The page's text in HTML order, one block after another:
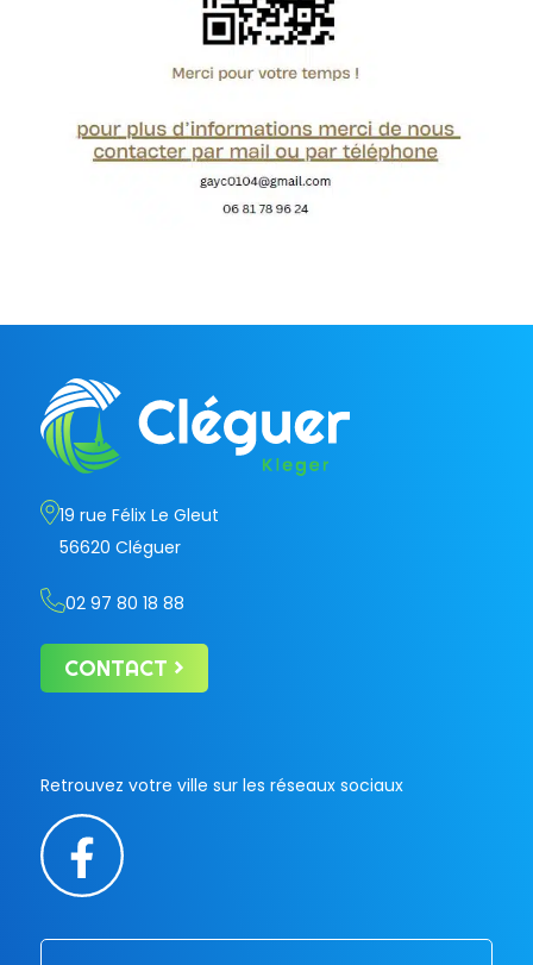
19 rue Félix Le Gleut
56620 Cléguer
02 97 80 18 88
CONTACT
Retrouvez votre ville sur les réseaux sociaux